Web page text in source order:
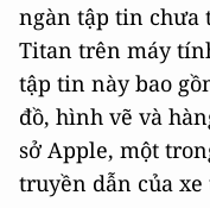
ngàn tập tin chưa
Titan trên máy
tập tin này bao
đồ, hình vẽ và
sở Apple, một
truyền dẫn của